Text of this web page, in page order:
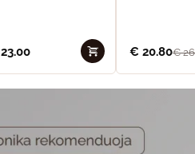
23.00 € 20.80€